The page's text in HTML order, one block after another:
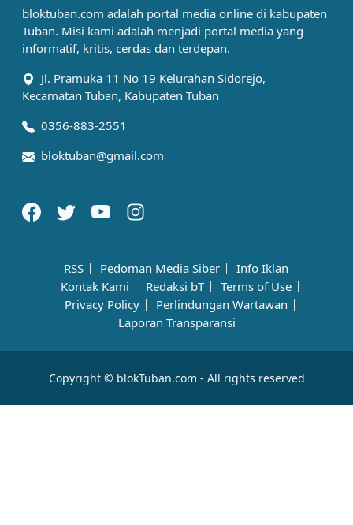
bloktuban.com adalah portal media online di kabupaten
Tuban. Misi kami adalah menjadi portal media yang
informatif, kritis, cerdas dan terdepan.
Jl. Pramuka 11 No 19 Kelurahan Sidorejo,
Kecamatan Tuban, Kabupaten Tuban
0356-883-2551
bloktuban@gmail.com
RSS Pedoman Media Siber
Info Iklan
Kontak Kami
Redaksi bT
Terms of Use
Privacy Policy
Perlindungan Wartawan
Laporan Transparansi
Copyright © blokTuban.com - All rights reserved